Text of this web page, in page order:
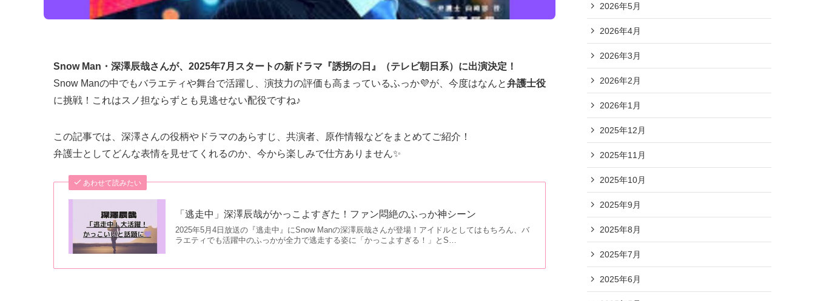
Snow Man・深澤辰哉さんが、2025年7月スタートの新ドラマ『誘拐の日』（テレビ朝日系）に出演決定！
Snow Manの中でもバラエティや舞台で活躍し、演技力の評価も高まっているふっか💜が、今度はなんと弁護士役
に挑戦！これはスノ担ならずとも見逃せない配役ですね♪
この記事では、深澤さんの役柄やドラマのあらすじ、共演者、原作情報などをまとめてご紹介！
弁護士としてどんな表情を見せてくれるのか、今から楽しみで仕方ありません✨
あわせて読みたい
「逃走中」深澤辰哉がかっこよすぎた！ファン悶絶のふっか神シーン
2025年5月4日放送の『逃走中』にSnow Manの深澤辰哉さんが登場！アイドルとしてはもちろん、バ
ラエティでも活躍中のふっかが全力で逃走する姿に「かっこよすぎる！」とS…
2026年5月
2026年4月
2026年3月
2026年2月
2026年1月
2025年12月
2025年11月
2025年10月
2025年9月
2025年8月
2025年7月
2025年6月